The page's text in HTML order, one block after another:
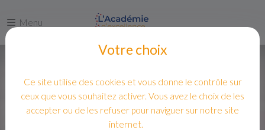
Menu
Votre choix
Ce site utilise des cookies et vous donne le contrôle sur
ceux que vous souhaitez activer. Vous avez le choix de les
accepter ou de les refuser pour naviguer sur notre site
internet.